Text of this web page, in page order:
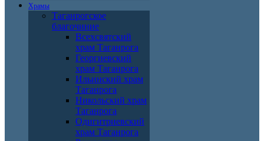
Храмы
Таганрогское
благочиние
Всехсвятский
храм Таганрога
Георгиевский
храм Таганрога
Ильинский храм
Таганрога
Никольский храм
Таганрога
Одигитриевский
храм Таганрога